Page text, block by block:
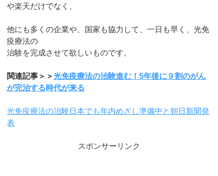
や楽天だけでなく、
他にも多くの企業や、国家も協力して、一日も早く、光免
疫療法の
治験を完成させて欲しいものです。
関連記事＞＞光免疫療法の治験進む！5年後に９割のがん
が完治する時代が来る
光免疫療法の治験日本でも年内めざし準備中と朝日新聞発
表
スポンサーリンク